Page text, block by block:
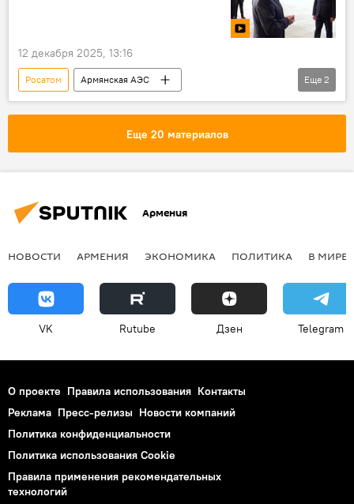
12 декабря 2025, 13:16
Росатом
Армянская АЭС
Алексей Лихачев
Новости Армения
Еще 2
Еще 20 материалов
Армения
НОВОСТИ АРМЕНИЯ ЭКОНОМИКА ПОЛИТИКА В МИРЕ
VK Rutube Дзен Telegram
О проекте Правила использования Контакты
Реклама Пресс-релизы Новости компаний
Политика конфиденциальности
Политика использования Cookie
Правила применения рекомендательных
технологий